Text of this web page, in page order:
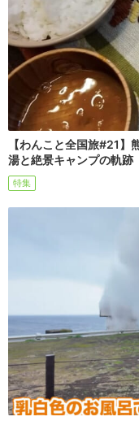
【わんこと全国旅#21
湯と絶景キャンプの軌跡
特集